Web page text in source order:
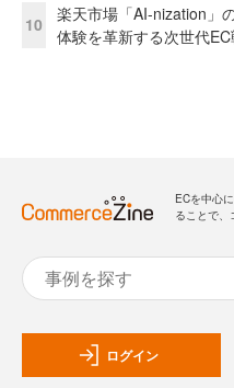
10
楽天市場「AI-nization」
体験を革新する次世代
ECを中心
ることで、
ログイン